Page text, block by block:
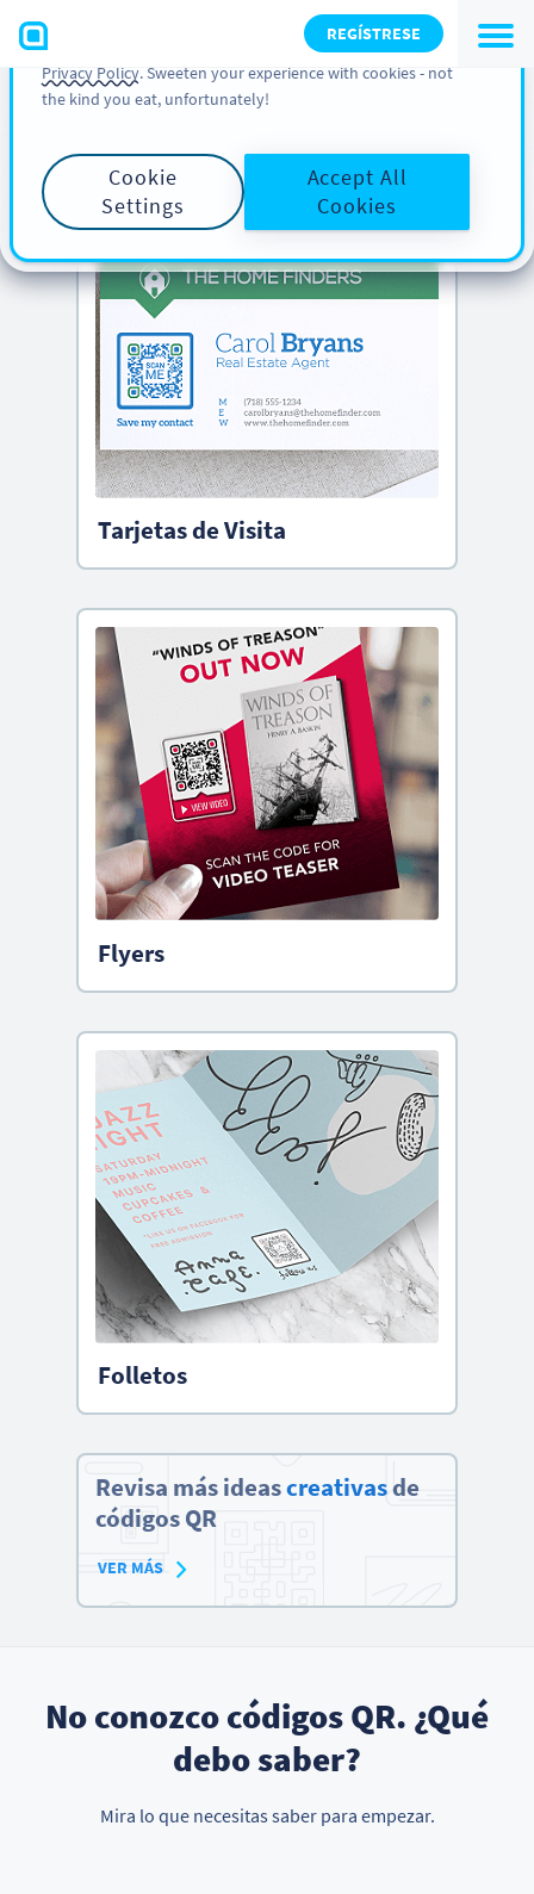
REGÍSTRESE
CONSEJO PRO
Tarjetas de Visita
Flyers
Folletos
Revisa más ideascreativasde
códigos QR
VER MÁS
No conozco códigos QR. ¿Qué
debo saber?
Mira lo que necesitas saber para empezar.
You can also find more information about cookies, our
analytic activities and your rights in our Cookie Policy and
Privacy Policy. Sweeten your experience with cookies - not
the kind you eat, unfortunately!
Cookie
Settings
Accept All
Cookies